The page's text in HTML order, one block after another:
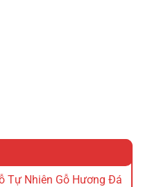
Tự Nhiên Gỗ Hương Đá